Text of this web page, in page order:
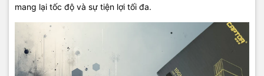
mang lại tốc độ và sự tiện lợi tối đa.